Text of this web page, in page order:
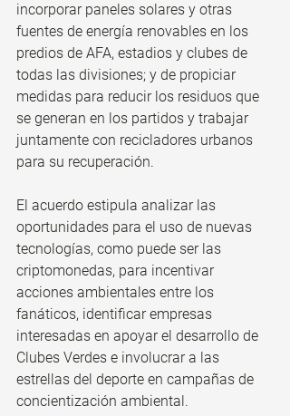
incorporar paneles solares y otras
fuentes de energía renovables en los
predios de AFA, estadios y clubes de
todas las divisiones; y de propiciar
medidas para reducir los residuos que
se generan en los partidos y trabajar
juntamente con recicladores urbanos
para su recuperación.
El acuerdo estipula analizar las
oportunidades para el uso de nuevas
tecnologías, como puede ser las
criptomonedas, para incentivar
acciones ambientales entre los
fanáticos, identificar empresas
interesadas en apoyar el desarrollo de
Clubes Verdes e involucrar a las
estrellas del deporte en campañas de
concientización ambiental.